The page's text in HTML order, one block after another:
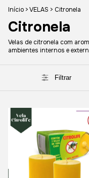
Início >VELAS > Citronela
Citronela
Velas de citronela com
ambientes internos e
Filtrar